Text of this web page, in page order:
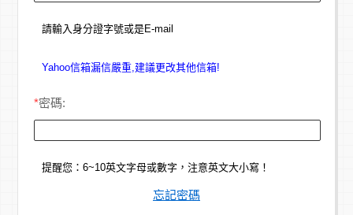
請輸入身分證字號或是E-mail
Yahoo信箱漏信嚴重,建議更改其他信箱!
*密碼:
提醒您：6~10英文字母或數字，注意英文大小寫！
忘記密碼